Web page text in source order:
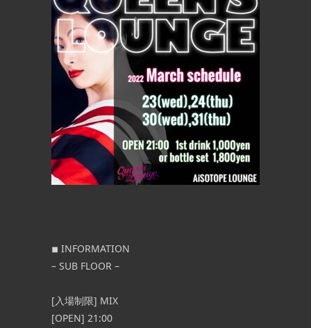
◾︎ INFORMATION
– SUB FLOOR –
[入場制限] MIX
[OPEN] 21:00